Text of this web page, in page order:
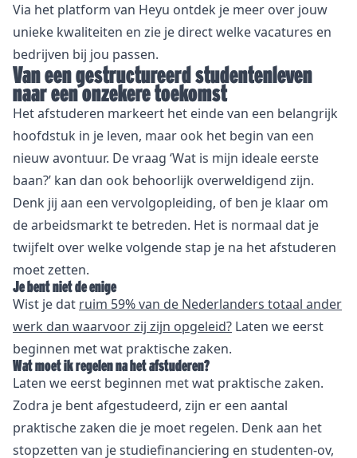
Via het platform van Heyu ontdek je meer over jouw
unieke kwaliteiten en zie je direct welke vacatures en
bedrijven bij jou passen.
Van een gestructureerd studentenleven
naar een onzekere toekomst
Het afstuderen markeert het einde van een belangrijk
hoofdstuk in je leven, maar ook het begin van een
nieuw avontuur. De vraag ‘Wat is mijn ideale eerste
baan?’ kan dan ook behoorlijk overweldigend zijn.
Denk jij aan een vervolgopleiding, of ben je klaar om
de arbeidsmarkt te betreden. Het is normaal dat je
twijfelt over welke volgende stap je na het afstuderen
moet zetten.
Je bent niet de enige
Wist je dat ruim 59% van de Nederlanders totaal ander
werk dan waarvoor zij zijn opgeleid? Laten we eerst
beginnen met wat praktische zaken.
Wat moet ik regelen na het afstuderen?
Laten we eerst beginnen met wat praktische zaken.
Zodra je bent afgestudeerd, zijn er een aantal
praktische zaken die je moet regelen. Denk aan het
stopzetten van je studiefinanciering en studenten-ov,